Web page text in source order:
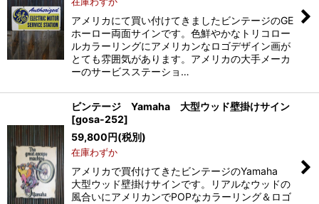
アメリカにて買い付けてきましたビンテージのGE
ホーロー両面サインです。色鮮やかなトリコロー
ルカラーリングにアメリカンなロゴデザイン画が
とても雰囲気があります。アメリカの大手メーカ
ーのサービスステーショ…
ビンテージ Yamaha 大型ウッド壁掛けサイン
[gosa-252]
59,800円(税別)
在庫わずか
アメリカで買付けてきたビンテージのYamaha
大型ウッド壁掛けサインです。リアルなウッドの
風合いにアメリカンでPOPなカラーリング＆ロゴ